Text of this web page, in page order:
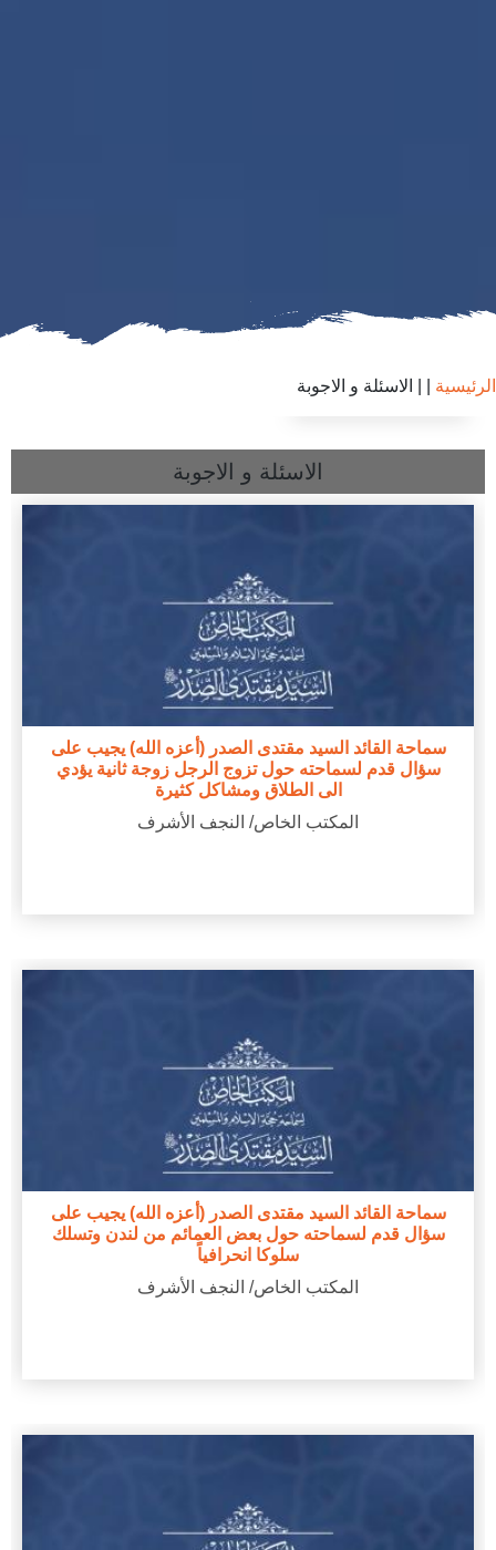
الرئيسية | الاسئلة و الاجوبة
الاسئلة و الاجوبة
سماحة القائد السيد مقتدى الصدر (أعزه الله) يجيب على
سؤال قدم لسماحته حول تزوج الرجل زوجة ثانية يؤدي
الى الطلاق ومشاكل كثيرة
المكتب الخاص/ النجف الأشرف
سماحة القائد السيد مقتدى الصدر (أعزه الله) يجيب على
سؤال قدم لسماحته حول بعض العمائم من لندن وتسلك
سلوكا انحرافياً
المكتب الخاص/ النجف الأشرف